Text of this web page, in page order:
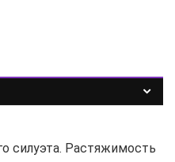
силуэта. Растяжимость